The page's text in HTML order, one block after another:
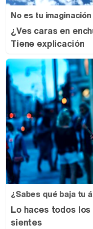
No es tu imaginación
¿Ves caras en
Tiene explicación
¿Sabes qué baja tu
Lo haces todos
sientes